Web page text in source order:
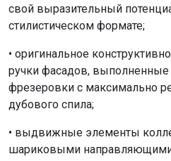
свой выразительный
стилистическом формате;
• оригинальное
ручки фасадов,
фрезеровки с максимально
дубового спила;
• выдвижные элементы
шариковыми